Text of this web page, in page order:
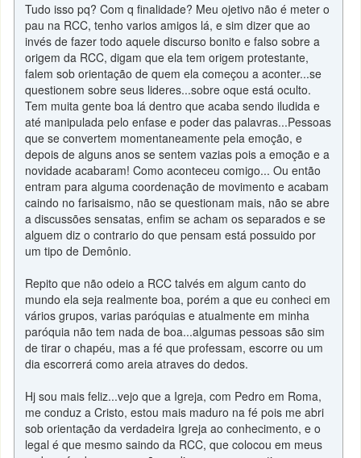
Tudo isso pq? Com q finalidade? Meu ojetivo não é meter o
pau na RCC, tenho varios amigos lá, e sim dizer que ao
invés de fazer todo aquele discurso bonito e falso sobre a
origem da RCC, digam que ela tem origem protestante,
falem sob orientação de quem ela começou a aconter...se
questionem sobre seus lideres...sobre oque está oculto.
Tem muita gente boa lá dentro que acaba sendo iludida e
até manipulada pelo enfase e poder das palavras...Pessoas
que se convertem momentaneamente pela emoção, e
depois de alguns anos se sentem vazias pois a emoção e a
novidade acabaram! Como aconteceu comigo... Ou então
entram para alguma coordenação de movimento e acabam
caindo no farisaismo, não se questionam mais, não se abre
a discussões sensatas, enfim se acham os separados e se
alguem diz o contrario do que pensam está possuido por
um tipo de Demônio.
Repito que não odeio a RCC talvés em algum canto do
mundo ela seja realmente boa, porém a que eu conheci em
vários grupos, varias paróquias e atualmente em minha
paróquia não tem nada de boa...algumas pessoas são sim
de tirar o chapéu, mas a fé que professam, escorre ou um
dia escorrerá como areia atraves do dedos.
Hj sou mais feliz...vejo que a Igreja, com Pedro em Roma,
me conduz a Cristo, estou mais maduro na fé pois me abri
sob orientação da verdadeira Igreja ao conhecimento, e o
legal é que mesmo saindo da RCC, que colocou em meus